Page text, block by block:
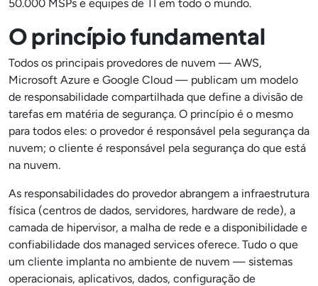
50.000 MSPs e equipes de TI em todo o mundo.
O princípio fundamental
Todos os principais provedores de nuvem — AWS,
Microsoft Azure e Google Cloud — publicam um modelo
de responsabilidade compartilhada que define a divisão de
tarefas em matéria de segurança. O princípio é o mesmo
para todos eles: o provedor é responsável pela segurança da
nuvem; o cliente é responsável pela segurança do que está
na nuvem.
As responsabilidades do provedor abrangem a infraestrutura
física (centros de dados, servidores, hardware de rede), a
camada de hipervisor, a malha de rede e a disponibilidade e
confiabilidade dos managed services oferece. Tudo o que
um cliente implanta no ambiente de nuvem — sistemas
operacionais, aplicativos, dados, configuração de